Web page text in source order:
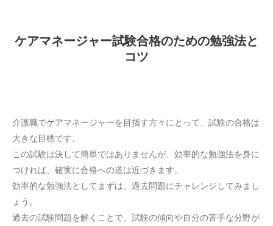
ケアマネージャー試験合格のための勉強法と
コツ
介護職でケアマネージャーを目指す方々にとって、試験の合格は
大きな目標です。
この試験は決して簡単ではありませんが、効率的な勉強法を身に
つければ、確実に合格への道は近づきます。
効率的な勉強法としてまずは、過去問題にチャレンジしてみまし
ょう。
過去の試験問題を解くことで、試験の傾向や自分の苦手な分野が